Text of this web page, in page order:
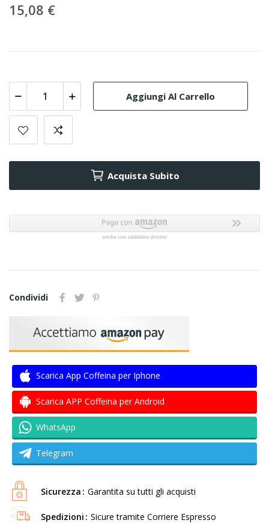
15,08 €
Aggiungi Al Carrello
Acquista Subito
Condividi
Scarica App Coffeina per Iphone
Scarica APP Coffeina per Android
WhatsApp
Telegram
Sicurezza Garantita su tutti gli acquisti
Spedizioni Sicure tramite Corriere Espresso